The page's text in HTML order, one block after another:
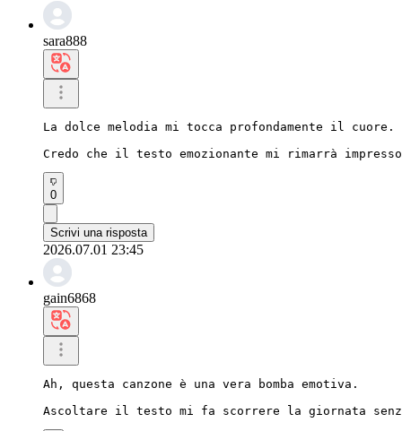
sara888
La dolce melodia mi tocca profondamente il cuore.
Credo che il testo emozionante mi rimarrà
0
Scrivi una risposta
2026.07.01 23:45
gain6868
Ah, questa canzone è una vera bomba emotiva.
Ascoltare il testo mi fa scorrere la giornata